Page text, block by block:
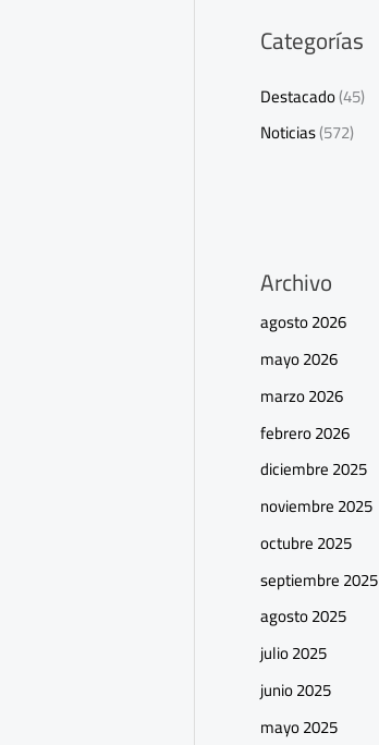
Categorías
Destacado(45)
Noticias(572)
Archivo
agosto 2026
mayo 2026
marzo 2026
febrero 2026
diciembre 2025
noviembre 2025
octubre 2025
septiembre 2025
agosto 2025
julio 2025
junio 2025
mayo 2025